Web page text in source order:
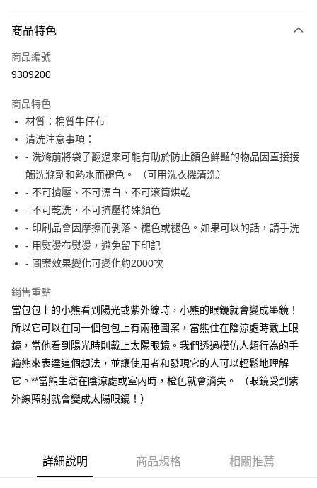
信用卡一次付款
信用卡分期付款
合作金庫商業銀行
華南商業銀行
上海商業儲蓄銀行
國泰世華商業銀行
兆豐國際商業銀行
臺灣中小企業銀行
台中商業銀行
匯豐（台灣）商業銀行
華泰商業銀行
聯邦商業銀行
遠東國際商業銀行
元大商業銀行
玉山商業銀行
星展（台灣）商業銀行
台新國際商業銀行
台灣樂天信用卡公司
6 期 0 利率 每期
華南商業銀行
上海商業儲蓄銀行
台北富邦商業銀行
國泰世華商業銀行
兆豐國際商業銀行
臺灣中小企業銀行
台中商業銀行
匯豐（台灣）商業銀行
聯邦商業銀行
遠東國際商業銀行
元大商業銀行
永豐商業銀行
玉山商業銀行
台新國際商業銀行
LINE Pay
Apple Pay
ATM付款
運送方式
付款後全家取貨
每筆NT$80，滿NT$1,000(含以上)免運費
付款後7-11取貨
每筆NT$80，滿NT$1,000(含以上)免運費
每筆NT$120，滿NT$1,000(含以上)免運費
黑貓宅配(離島)
每筆NT$250，滿NT$2,000(含以上)免運費
商品特色
商品編號
9309200
商品特色
材質：棉質牛仔布
清洗注意事項：
- 洗滌前將袋子翻過來可能有助於防止顏色鮮豔的物品因直接接
觸洗滌劑和熱水而褪色。 （可用洗衣機清洗）
- 不可擠壓、不可漂白、不可滾筒烘乾
- 不可乾洗，不可擠壓特殊顏色
- 印刷品會因摩擦而剝落、褪色或褪色。如果可以的話，請手洗
- 用熨燙布熨燙，避免留下印記
- 圖案效果變化可變化約2000次
銷售重點
當包包上的小熊看到陽光或紫外線時，小熊的眼鏡就會變成墨鏡！
所以它可以在同一個包包上有兩種圖案，當熊住在陰涼處時戴上眼
鏡，當他看到陽光時則戴上太陽眼鏡。我們透過模仿人類行為的手
繪熊來表達這個想法，並讓使用者和發現它的人可以輕鬆地理解
它。**當熊生活在陰涼處或室內時，橙色就會消失。 （眼鏡受到紫
外線照射就會變成太陽眼鏡！）
詳細說明 商品規格 相關推薦